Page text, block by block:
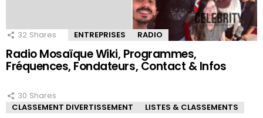
32 Shares ENTREPRISES RADIO
Radio Mosaïque Wiki, Programmes,
Fréquences, Fondateurs, Contact & Infos
30 Shares
CLASSEMENT DIVERTISSEMENT
LISTES & CLASSEMENTS